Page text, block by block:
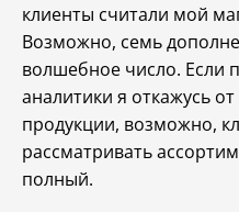
клиенты считали мой
Возможно, семь
волшебное число. Если
аналитики я откажусь
продукции, возможно,
рассматривать
полный.